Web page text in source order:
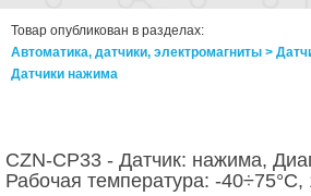
Товар опубликован в разделах:
Автоматика, датчики, электромагниты >
Датчики нажима
CZN-CP33 - Датчик: нажима,
Рабочая температура: -